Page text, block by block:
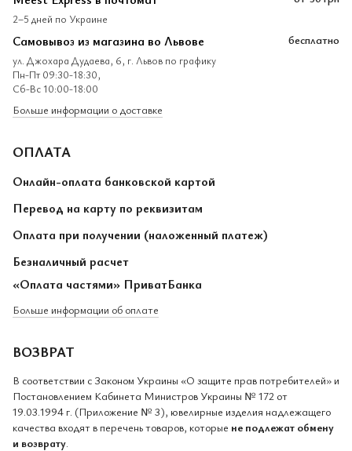
2–5 дней по Украине
Самовывоз из магазина во Львове
ул. Джохара Дудаева, 6, г. Львов по графику
Пн-Пт 09:30-18:30,
Сб-Вс 10:00-18:00
бесплатно
Больше информации о доставке
ОПЛАТА
Онлайн-оплата банковской картой
Перевод на карту по реквизитам
Оплата при получении (наложенный платеж)
Безналичный расчет
«Оплата частями» ПриватБанка
Больше информации об оплате
ВОЗВРАТ
В соответствии с Законом Украины «О защите прав потребителей» и
Постановлением Кабинета Министров Украины № 172 от
19.03.1994 г. (Приложение № 3), ювелирные изделия надлежащего
качества входят в перечень товаров, которые не подлежат обмену
и возврату.